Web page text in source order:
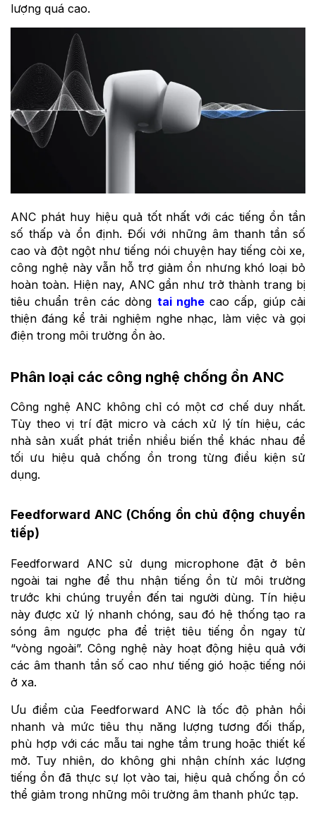
lượng quá cao.
ANC phát huy hiệu quả tốt nhất với các tiếng ồn tần
số thấp và ổn định. Đối với những âm thanh tần số
cao và đột ngột như tiếng nói chuyện hay tiếng còi xe,
công nghệ này vẫn hỗ trợ giảm ồn nhưng khó loại bỏ
hoàn toàn. Hiện nay, ANC gần như trở thành trang bị
tiêu chuẩn trên các dòng tai nghecao cấp, giúp cải
thiện đáng kể trải nghiệm nghe nhạc, làm việc và gọi
điện trong môi trường ồn ào.
Phân loại các công nghệ chống ồn ANC
Công nghệ ANC không chỉ có một cơ chế duy nhất.
Tùy theo vị trí đặt micro và cách xử lý tín hiệu, các
nhà sản xuất phát triển nhiều biến thể khác nhau để
tối ưu hiệu quả chống ồn trong từng điều kiện sử
dụng.
Feedforward ANC (Chống ồn chủ động chuyển
tiếp)
Feedforward ANC sử dụng microphone đặt ở bên
ngoài tai nghe để thu nhận tiếng ồn từ môi trường
trước khi chúng truyền đến tai người dùng. Tín hiệu
này được xử lý nhanh chóng, sau đó hệ thống tạo ra
sóng âm ngược pha để triệt tiêu tiếng ồn ngay từ
“vòng ngoài”. Công nghệ này hoạt động hiệu quả với
các âm thanh tần số cao như tiếng gió hoặc tiếng nói
ở xa.
Ưu điểm của Feedforward ANC là tốc độ phản hồi
nhanh và mức tiêu thụ năng lượng tương đối thấp,
phù hợp với các mẫu tai nghe tầm trung hoặc thiết kế
mở. Tuy nhiên, do không ghi nhận chính xác lượng
tiếng ồn đã thực sự lọt vào tai, hiệu quả chống ồn có
thể giảm trong những môi trường âm thanh phức tạp.